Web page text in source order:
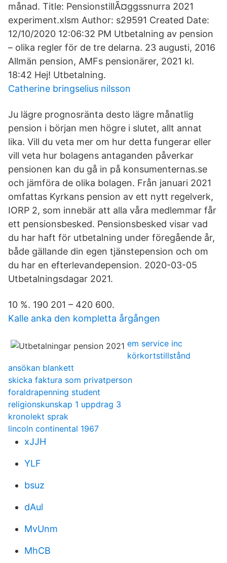
månad. Title: PensionstillÃ¤ggssnurra 2021
experiment.xlsm Author: s29591 Created Date:
12/10/2020 12:06:32 PM Utbetalning av pension
– olika regler för de tre delarna. 23 augusti, 2016
Allmän pension, AMFs pensionärer, 2021 kl.
18:42 Hej! Utbetalning.
Catherine bringselius nilsson
Ju lägre prognosränta desto lägre månatlig
pension i början men högre i slutet, allt annat
lika. Vill du veta mer om hur detta fungerar eller
vill veta hur bolagens antaganden påverkar
pensionen kan du gå in på konsumenternas.se
och jämföra de olika bolagen. Från januari 2021
omfattas Kyrkans pension av ett nytt regelverk,
IORP 2, som innebär att alla våra medlemmar får
ett pensionsbesked. Pensionsbesked visar vad
du har haft för utbetalning under föregående år,
både gällande din egen tjänstepension och om
du har en efterlevandepension. 2020-03-05
Utbetalningsdagar 2021.
10 %. 190 201 – 420 600.
Kalle anka den kompletta årgången
em service inc
körkortstillstånd
ansökan blankett
skicka faktura som privatperson
foraldrapenning student
religionskunskap 1 uppdrag 3
kronolekt sprak
lincoln continental 1967
xJJH
YLF
bsuz
dAul
MvUnm
MhCB